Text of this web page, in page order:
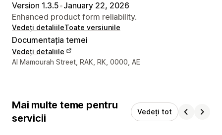
Version 1.3.5•January 22, 2026
Enhanced product form reliability.
Vedeți detaliileToate versiunile
Documentația temei
Vedeți detaliile
Detaliile de contact ale designerului
Al Mamourah Street, RAK, RK, 0000, AE
Mai multe teme pentru
servicii
Vedeți tot